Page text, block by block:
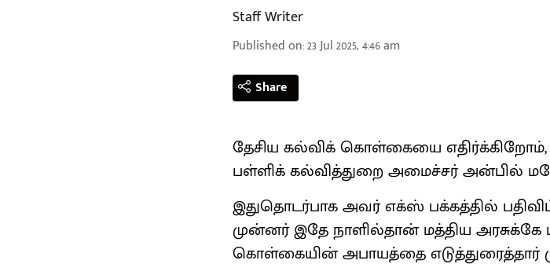
Staff Writer
Published on:23 Jul 2025, 4:46 am
Share
தேசிய கல்விக் கொள்கையை
பள்ளிக் கல்வித்துறை அமைச்சர் அன்பில்
இதுதொடர்பாக அவர் எக்ஸ் பக்கத்தில்
முன்னர் இதே நாளில்தான் மத்திய அரசுக்கே
கொள்கையின் அபாயத்தை எடுத்துரைத்தார்